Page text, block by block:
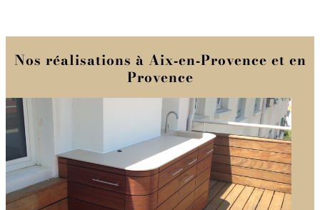
Nos réalisations à Aix‑en‑Provence et en
Provence